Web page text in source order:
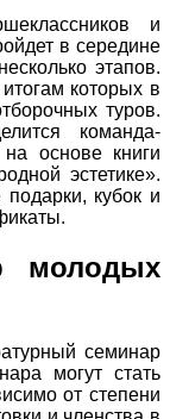
и
в середине
этапов.
которых в
туров.
команда-
основе книги
эстетике».
кубок и
молодых
семинар
могут стать
от степени